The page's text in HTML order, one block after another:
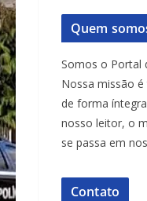
Quem
Somos o Portal
Nossa missão
de forma
nosso leitor, o
se passa em
Contato